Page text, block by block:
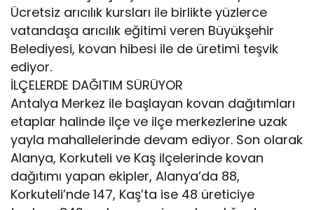
Ücretsiz arıcılık kursları ile birlikte yüzlerce
vatandaşa arıcılık eğitimi veren Büyükşehir
Belediyesi, kovan hibesi ile de üretimi teşvik
ediyor.
İLÇELERDE DAĞITIM SÜRÜYOR
Antalya Merkez ile başlayan kovan dağıtımları
etaplar halinde ilçe ve ilçe merkezlerine uzak
yayla mahallelerinde devam ediyor. Son olarak
Alanya, Korkuteli ve Kaş ilçelerinde kovan
dağıtımı yapan ekipler, Alanya’da 88,
Korkuteli’nde 147, Kaş’ta ise 48 üreticiye